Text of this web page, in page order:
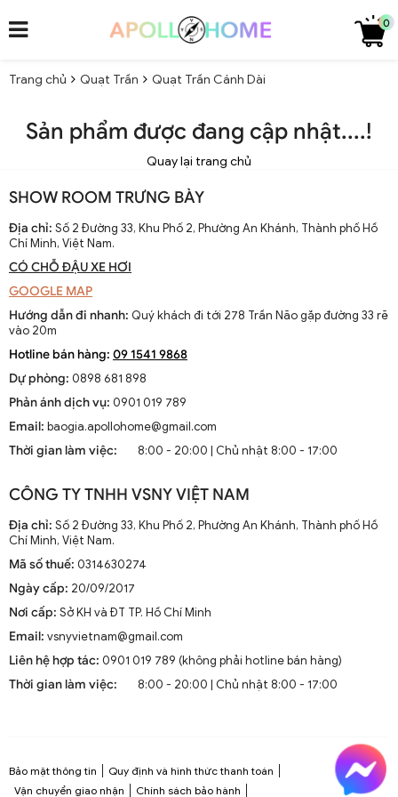
0
Trang chủ Quạt Trần Quạt Trần Cánh Dài
Sản phẩm được đang cập nhật....!
Quay lại trang chủ
SHOW ROOM TRƯNG BÀY
Địa chỉ: Số 2 Đường 33, Khu Phố 2, Phường An Khánh, Thành phố Hồ
Chí Minh, Việt Nam.
CÓ CHỖ ĐẬU XE HƠI
GOOGLE MAP
Hướng dẫn đi nhanh: Quý khách đi tới 278 Trần Não gặp đường 33 rẽ
vào 20m
Hotline bán hàng: 09 1541 9868
Dự phòng: 0898 681 898
Phản ánh dịch vụ: 0901 019 789
Email: baogia.apollohome@gmail.com
Thời gian làm việc:
8:00 - 20:00 | Chủ nhật 8:00 - 17:00
CÔNG TY TNHH VSNY VIỆT NAM
Địa chỉ: Số 2 Đường 33, Khu Phố 2, Phường An Khánh, Thành phố Hồ
Chí Minh, Việt Nam.
Mã số thuế: 0314630274
Ngày cấp: 20/09/2017
Nơi cấp: Sở KH và ĐT TP. Hồ Chí Minh
Email: vsnyvietnam@gmail.com
Liên hệ hợp tác: 0901 019 789 (không phải hotline bán hàng)
Thời gian làm việc:
8:00 - 20:00 | Chủ nhật 8:00 - 17:00
Bảo mật thông tin
Quy định và hình thức thanh toán
Vận chuyển giao nhận
Chính sách bảo hành